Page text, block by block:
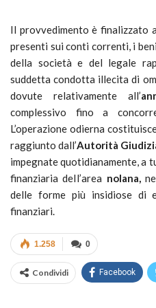
Il provvedimento è finalizzato
presenti sui conti correnti, i
della società e del legale
suddetta condotta illecita di
dovute relativamente all’
complessivo fino a
L’operazione odierna
raggiunto dall’Autorità
impegnate quotidianamente, a
finanziaria deIl’area nolana,
delle forme più insidiose di
finanziari.
0
1.258
Condividi Facebook